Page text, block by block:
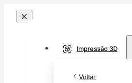
Impressão 3D
Voltar